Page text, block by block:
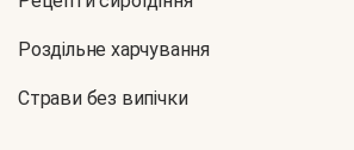
Роздільне харчування
Страви без випічки